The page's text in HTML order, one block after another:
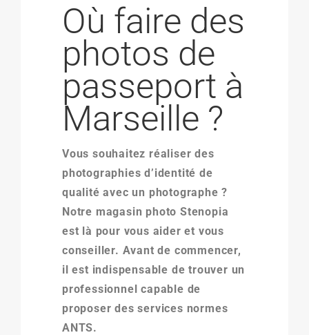
Où faire des
photos de
passeport à
Marseille ?
Vous souhaitez réaliser des
photographies d’identité de
qualité avec un photographe ?
Notre magasin photo Stenopia
est là pour vous aider et vous
conseiller. Avant de commencer,
il est indispensable de trouver un
professionnel capable de
proposer des services normes
ANTS.